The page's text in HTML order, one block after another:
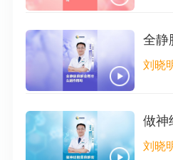
化、应急保障快捷化方向
刘晓
刘晓